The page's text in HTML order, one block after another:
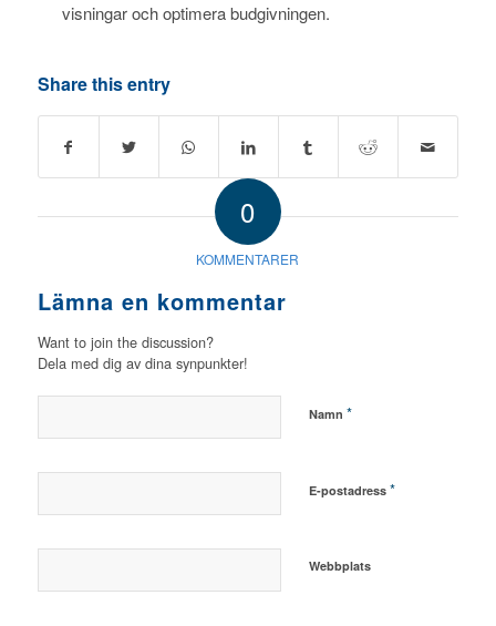
visningar och optimera budgivningen.
Share this entry
0
KOMMENTARER
Lämna en kommentar
Want to join the discussion?
Dela med dig av dina synpunkter!
Namn *
E-postadress *
Webbplats